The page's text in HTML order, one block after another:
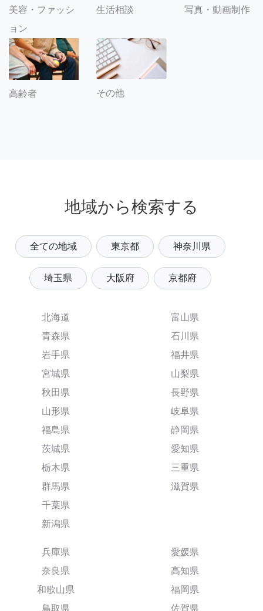
美容・ファッシ
ョン
生活相談 写真・動画制作
高齢者 その他
地域から検索する
全ての地域 東京都 神奈川県
埼玉県 大阪府 京都府
北海道
青森県
岩手県
宮城県
秋田県
山形県
福島県
茨城県
栃木県
群馬県
千葉県
新潟県
富山県
石川県
福井県
山梨県
長野県
岐阜県
静岡県
愛知県
三重県
滋賀県
兵庫県
奈良県
和歌山県
鳥取県
愛媛県
高知県
福岡県
佐賀県